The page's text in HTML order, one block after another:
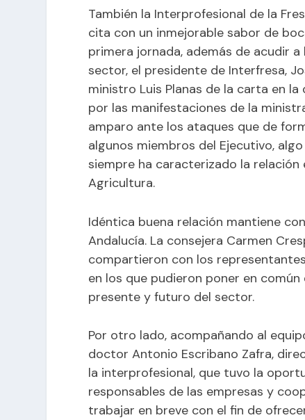
También la Interprofesional de la
cita con un inmejorable sabor de
primera jornada, además de acudir
sector, el presidente de Interfresa,
ministro Luis Planas de la carta en
por las manifestaciones de la
amparo ante los ataques que de
algunos miembros del Ejecutivo,
siempre ha caracterizado la
Agricultura.
Idéntica buena relación mantiene
Andalucía. La consejera Carmen
compartieron con los
en los que pudieron poner en
presente y futuro del sector.
Por otro lado, acompañando al
doctor Antonio Escribano Zafra,
la interprofesional, que tuvo la
responsables de las empresas y
trabajar en breve con el fin de